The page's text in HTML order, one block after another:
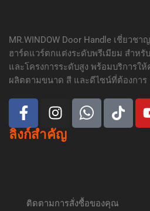
MR.WINDOW Door Handle เชี่ยวช
ฮาร์ดแวร์ตกแต่งระดับพรีเมียม สำหรั
และโครงการระดับสูง พร้อมบริการใ
ผลิตตามขนาด สี และดีไซน์ที่ต้องการ
ลิงก์สำคัญ
ติดตามการสั่งซื้อของคุณ